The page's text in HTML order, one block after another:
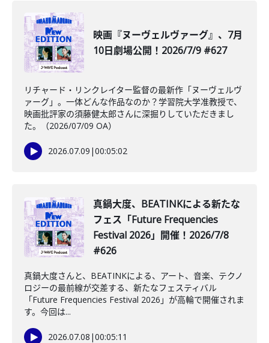
映画『ヌーヴェルヴァーグ』、7月
10日劇場公開！2026/7/9 #627
リチャード・リンクレイター監督の最新作「ヌーヴェルヴ
ァーグ」。一体どんな作品なのか？学習院大学准教授で、
映画批評家の須藤健太郎さんに深掘りしていただきまし
た。（2026/07/09 OA）
2026.07.09 |00:05:02
真鍋大度、BEATINKによる新たな
フェス「Future Frequencies
Festival 2026」開催！2026/7/8
#626
真鍋大度さんと、BEATINKによる、アート、音楽、テクノ
ロジーの最前線が交差する、新たなフェスティバル
「Future Frequencies Festival 2026」が高輪で開催されま
す。今回は...
2026.07.08 |00:05:11